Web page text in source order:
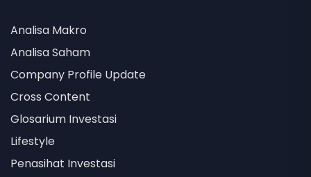
Analisa Makro
Analisa Saham
Company Profile Update
Cross Content
Glosarium Investasi
Lifestyle
Penasihat Investasi